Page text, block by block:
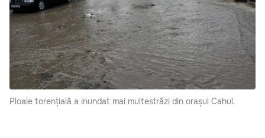
Ploaie torențială a inundat mai multestrăzi din orașul Cahul.